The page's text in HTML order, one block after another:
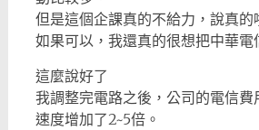
但是這個企課真的不給力，說真的
如果可以，我還真的很想把中華電
這麼說好了
我調整完電路之後，公司的電信費
速度增加了2~5倍。